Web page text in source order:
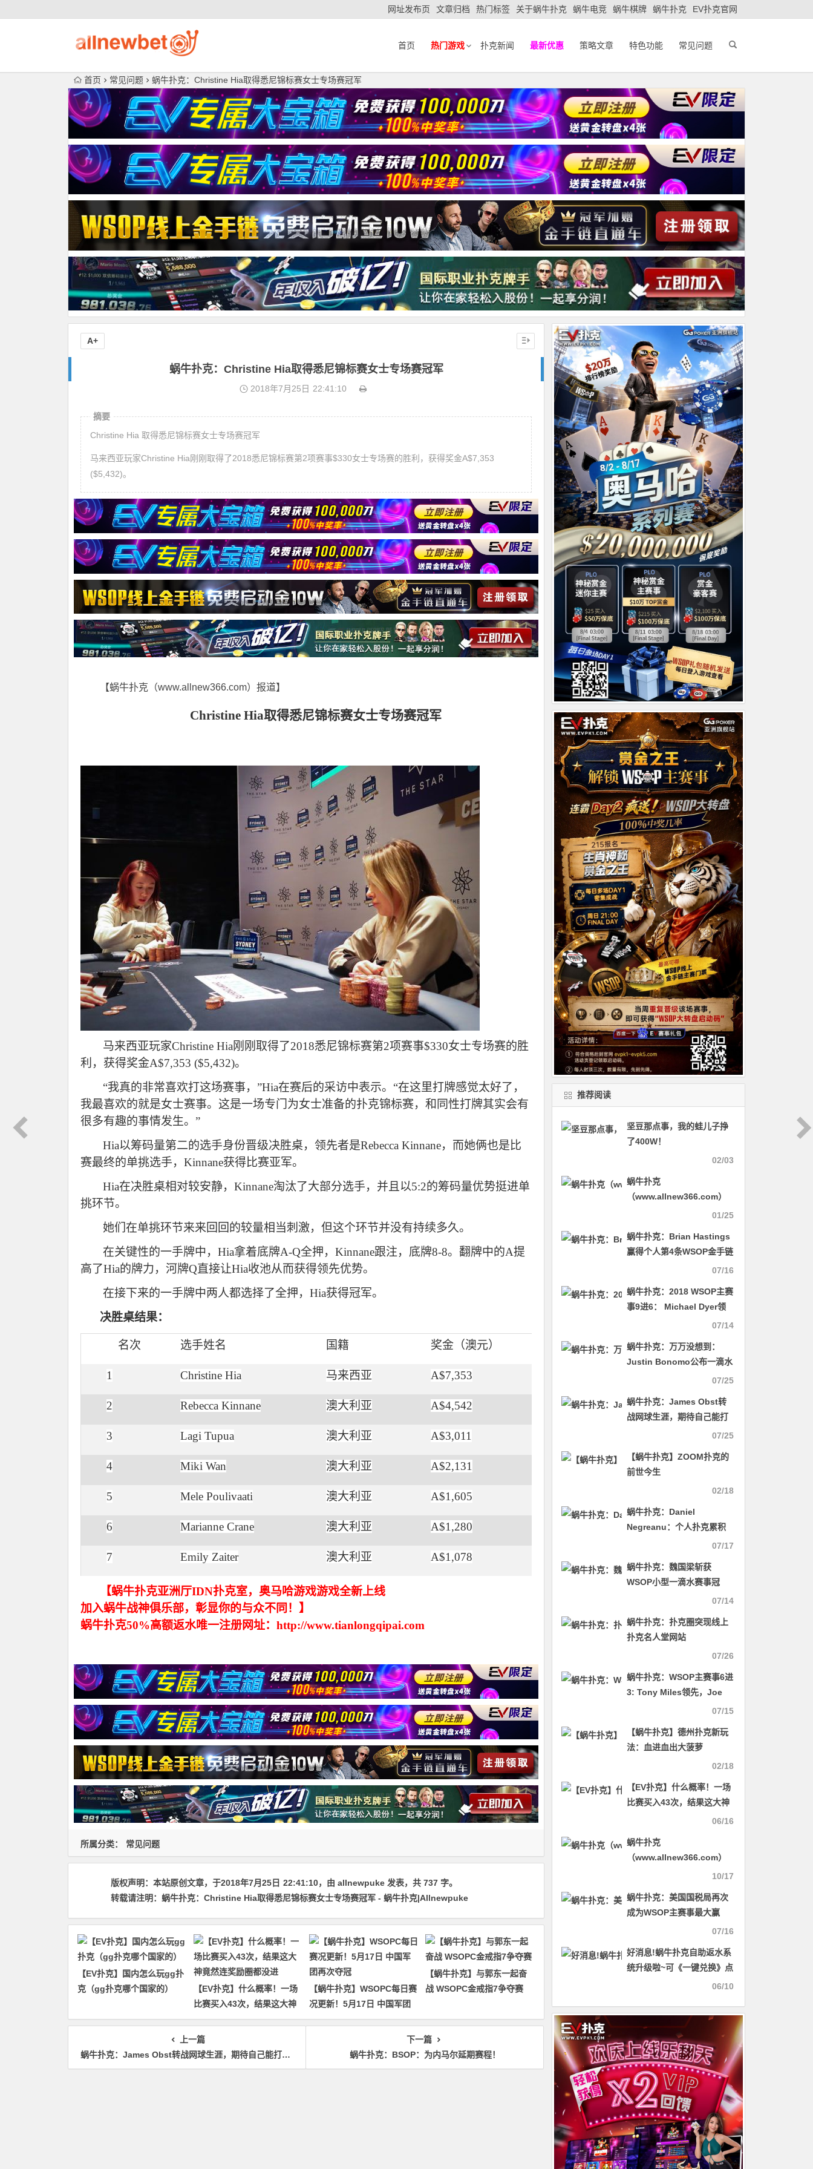
网址发布页 文章归档 热门标签 关于蜗牛扑克 蜗牛电竞 蜗牛棋牌 蜗牛扑克 EV扑克官网
首页 热门游戏 扑克新闻 最新优惠 策略文章 特色功能 常见问题
首页 常见问题 蜗牛扑克：Christine Hia取得悉尼锦标赛女士专场赛冠军
蜗牛扑克：Christine Hia取得悉尼锦标赛女士专场赛冠军
2018年7月25日 22:41:10
摘要
Christine Hia 取得悉尼锦标赛女士专场赛冠军
马来西亚玩家Christine Hia刚刚取得了2018悉尼锦标赛第2项赛事$330女士专场赛的胜利，获得奖金A$7,353
($5,432)。
【蜗牛扑克（www.allnew366.com）报道】
Christine Hia取得悉尼锦标赛女士专场赛冠军
马来西亚玩家Christine Hia刚刚取得了2018悉尼锦标赛第2项赛事$330女士专场赛的胜
利，获得奖金A$7,353 ($5,432)。
“我真的非常喜欢打这场赛事，”Hia在赛后的采访中表示。“在这里打牌感觉太好了，
我最喜欢的就是女士赛事。这是一场专门为女士准备的扑克锦标赛，和同性打牌其实会有
很多有趣的事情发生。”
Hia以筹码量第二的选手身份晋级决胜桌，领先者是Rebecca Kinnane，而她俩也是比
赛最终的单挑选手，Kinnane获得比赛亚军。
Hia在决胜桌相对较安静，Kinnane淘汰了大部分选手，并且以5:2的筹码量优势挺进单
挑环节。
她们在单挑环节来来回回的较量相当刺激，但这个环节并没有持续多久。
在关键性的一手牌中，Hia拿着底牌A-Q全押，Kinnane跟注，底牌8-8。翻牌中的A提
高了Hia的牌力，河牌Q直接让Hia收池从而获得领先优势。
在接下来的一手牌中两人都选择了全押，Hia获得冠军。
决胜桌结果：
名次 选手姓名 国籍 奖金（澳元）
1 Christine Hia 马来西亚 A$7,353
2 Rebecca Kinnane 澳大利亚 A$4,542
3 Lagi Tupua 澳大利亚 A$3,011
4 Miki Wan 澳大利亚 A$2,131
5 Mele Poulivaati 澳大利亚 A$1,605
6 Marianne Crane 澳大利亚 A$1,280
7 Emily Zaiter 澳大利亚 A$1,078
【蜗牛扑克亚洲厅IDN扑克室，奥马哈游戏游戏全新上线
加入蜗牛战神俱乐部，彰显你的与众不同！】
蜗牛扑克50%高额返水唯一注册网址：http://www.tianlongqipai.com
A+
所属分类： 常见问题
版权声明： 本站原创文章，于2018年7月25日 22:41:10，由 allnewpuke 发表，共 737 字。
转载请注明： 蜗牛扑克：Christine Hia取得悉尼锦标赛女士专场赛冠军 - 蜗牛扑克|Allnewpuke
【EV扑克】国内怎么玩gg扑
克（gg扑克哪个国家的）
【EV扑克】什么概率！一场
比赛买入43次，结果这大神
竟然连奖励圈都没进
【蜗牛扑克】WSOPC每日赛
况更新！5月17日 中国军团
再次夺冠
【蜗牛扑克】与郭东一起奋
战 WSOPC金戒指7争夺赛
上一篇
蜗牛扑克：James Obst转战网球生涯，期待自己能打温网！
下一篇
蜗牛扑克：BSOP：为内马尔延期赛程！
推荐阅读
坚豆那点事，我的蛙儿子挣
了400W！
02/03
蜗牛扑克
（www.allnew366.com）
01/25
蜗牛扑克：Brian Hastings
赢得个人第4条WSOP金手链
07/16
蜗牛扑克：2018 WSOP主赛
事9进6： Michael Dyer领
07/14
蜗牛扑克：万万没想到：
Justin Bonomo公布一滴水
与Fedor Holz协议分钱07/25
蜗牛扑克：James Obst转
战网球生涯，期待自己能打
07/25
【蜗牛扑克】ZOOM扑克的
前世今生
02/18
蜗牛扑克：Daniel
Negreanu：个人扑克累积
收入超过1亿美元是有可能的
07/17
蜗牛扑克：魏国梁斩获
WSOP小型一滴水赛事冠
07/14
蜗牛扑克：扑克圈突现线上
扑克名人堂网站
07/26
蜗牛扑克：WSOP主赛事6进
3: Tony Miles领先，Joe
07/15
【蜗牛扑克】德州扑克新玩
法：血进血出大菠萝
02/18
【EV扑克】什么概率！一场
比赛买入43次，结果这大神
06/16
蜗牛扑克
（www.allnew366.com）
10/17
蜗牛扑克：​美国国税局再次
成为WSOP主赛事最大赢
07/16
好消息!蜗牛扑克自助返水系
统升级啦~可《一键兑换》点
06/10